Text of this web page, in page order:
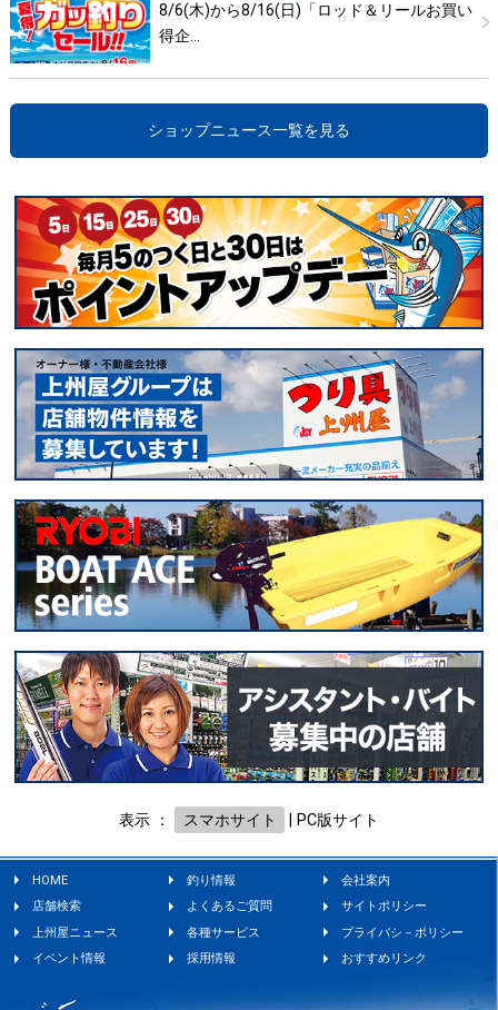
8/6(木)から8/16(日)「ロッド＆リールお買い
得企…
ショップニュース一覧を見る
表示 ： スマホサイト PC版サイト
HOME 釣り情報
会社案内
店舗検索
よくあるご質問
サイトポリシー
上州屋ニュース
各種サービス
プライバシ－ポリシー
イベント情報
採用情報 おすすめリンク